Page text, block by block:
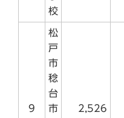
校
9
松
戸
市
稔
台
市
2,526